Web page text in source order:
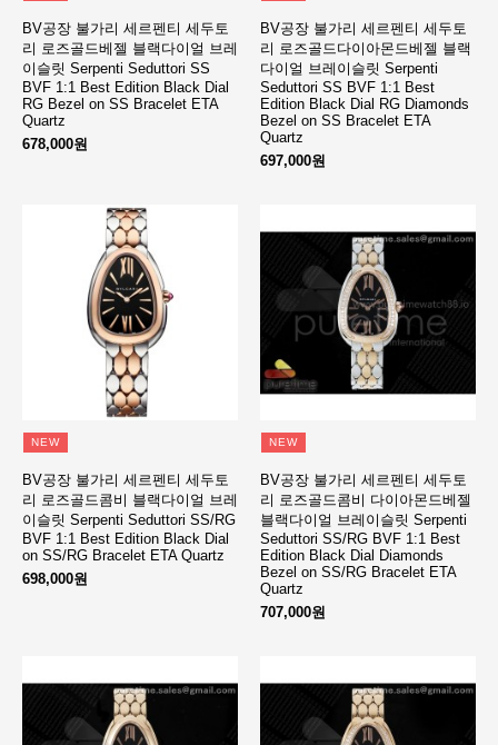
BV공장 불가리 세르펜티 세두토
리 로즈골드베젤 블랙다이얼 브레
이슬릿 Serpenti Seduttori SS
BVF 1:1 Best Edition Black Dial
RG Bezel on SS Bracelet ETA
Quartz
678,000원
BV공장 불가리 세르펜티 세두토
리 로즈골드다이아몬드베젤 블랙
다이얼 브레이슬릿 Serpenti
Seduttori SS BVF 1:1 Best
Edition Black Dial RG Diamonds
Bezel on SS Bracelet ETA
Quartz
697,000원
NEW
BV공장 불가리 세르펜티 세두토
리 로즈골드콤비 블랙다이얼 브레
이슬릿 Serpenti Seduttori SS/RG
BVF 1:1 Best Edition Black Dial
on SS/RG Bracelet ETA Quartz
698,000원
NEW
BV공장 불가리 세르펜티 세두토
리 로즈골드콤비 다이아몬드베젤
블랙다이얼 브레이슬릿 Serpenti
Seduttori SS/RG BVF 1:1 Best
Edition Black Dial Diamonds
Bezel on SS/RG Bracelet ETA
Quartz
707,000원